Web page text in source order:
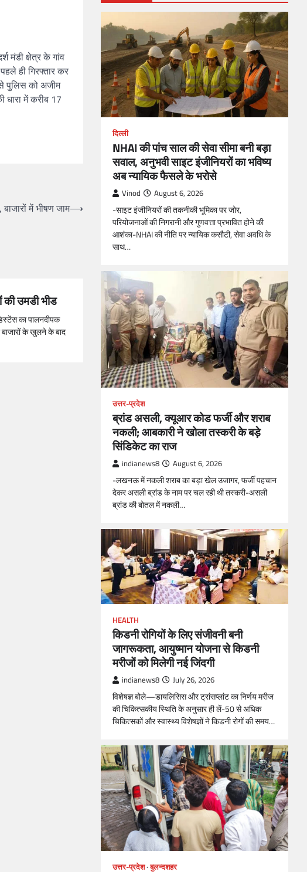
मंडी क्षेत्र के गांव
ही गिरफ्तार कर
पुलिस को अजीम
धारा में करीब 17
में भीषण जाम⟶
की उमडी भीड
का पालनदीपक
बाजारों के खुलने के बाद
दिल्ली
NHAI की पांच साल की सेवा सीमा बनी बड़ा
सवाल, अनुभवी साइट इंजीनियरों का भविष्य
अब न्यायिक फैसले के भरोसे
Vinod August 6, 2026
-साइट इंजीनियरों की तकनीकी भूमिका पर जोर,
परियोजनाओं की निगरानी और गुणवत्ता प्रभावित होने की
आशंका-NHAI की नीति पर न्यायिक कसौटी, सेवा अवधि के
साथ…
उत्तर-प्रदेश
ब्रांड असली, क्यूआर कोड फर्जी और शराब
नकली; आबकारी ने खोला तस्करी के बड़े
सिंडिकेट का राज
indianews8 August 6, 2026
-लखनऊ में नकली शराब का बड़ा खेल उजागर, फर्जी पहचान
देकर असली ब्रांड के नाम पर चल रही थी तस्करी-असली
ब्रांड की बोतल में नकली…
HEALTH
किडनी रोगियों के लिए संजीवनी बनी
जागरूकता, आयुष्मान योजना से किडनी
मरीजों को मिलेगी नई जिंदगी
indianews8 July 26, 2026
विशेषज्ञ बोले—डायलिसिस और ट्रांसप्लांट का निर्णय मरीज
की चिकित्सकीय स्थिति के अनुसार ही लें-50 से अधिक
चिकित्सकों और स्वास्थ्य विशेषज्ञों ने किडनी रोगों की समय…
उत्तर-प्रदेश बुलन्दशहर